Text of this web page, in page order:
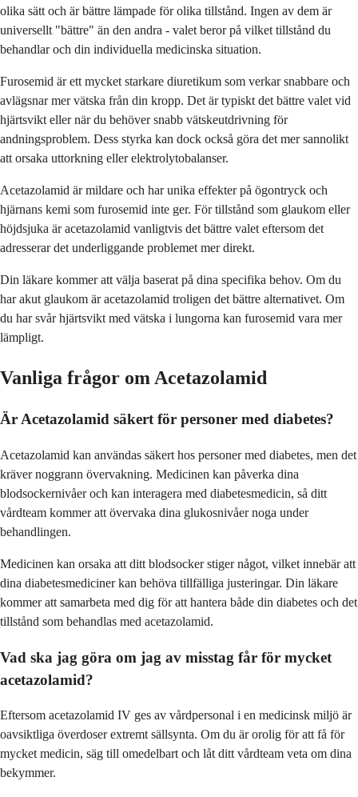
olika sätt och är bättre lämpade för olika tillstånd. Ingen av dem är
universellt "bättre" än den andra - valet beror på vilket tillstånd du
behandlar och din individuella medicinska situation.
Furosemid är ett mycket starkare diuretikum som verkar snabbare och
avlägsnar mer vätska från din kropp. Det är typiskt det bättre valet vid
hjärtsvikt eller när du behöver snabb vätskeutdrivning för
andningsproblem. Dess styrka kan dock också göra det mer sannolikt
att orsaka uttorkning eller elektrolytobalanser.
Acetazolamid är mildare och har unika effekter på ögontryck och
hjärnans kemi som furosemid inte ger. För tillstånd som glaukom eller
höjdsjuka är acetazolamid vanligtvis det bättre valet eftersom det
adresserar det underliggande problemet mer direkt.
Din läkare kommer att välja baserat på dina specifika behov. Om du
har akut glaukom är acetazolamid troligen det bättre alternativet. Om
du har svår hjärtsvikt med vätska i lungorna kan furosemid vara mer
lämpligt.
Vanliga frågor om Acetazolamid
Är Acetazolamid säkert för personer med diabetes?
Acetazolamid kan användas säkert hos personer med diabetes, men det
kräver noggrann övervakning. Medicinen kan påverka dina
blodsockernivåer och kan interagera med diabetesmedicin, så ditt
vårdteam kommer att övervaka dina glukosnivåer noga under
behandlingen.
Medicinen kan orsaka att ditt blodsocker stiger något, vilket innebär att
dina diabetesmediciner kan behöva tillfälliga justeringar. Din läkare
kommer att samarbeta med dig för att hantera både din diabetes och det
tillstånd som behandlas med acetazolamid.
Vad ska jag göra om jag av misstag får för mycket
acetazolamid?
Eftersom acetazolamid IV ges av vårdpersonal i en medicinsk miljö är
oavsiktliga överdoser extremt sällsynta. Om du är orolig för att få för
mycket medicin, säg till omedelbart och låt ditt vårdteam veta om dina
bekymmer.